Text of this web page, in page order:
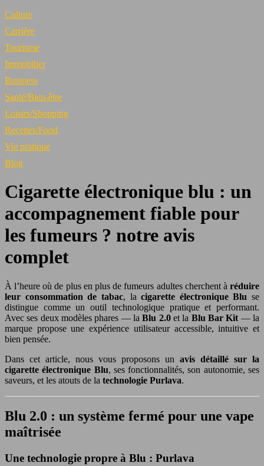
Culture
Carrière
Tourisme
Immobilier
Business
Santé/Bien-être
Loisirs/Shopping
Recettes/Food
Vie pratique
Blog
Cigarette électronique blu : un
accompagnement fiable pour
les fumeurs ? notre avis
complet
À l’heure où de plus en plus de fumeurs adultes cherchent à réduire
leur consommation de tabac, lacigarette électronique Blu se
distingue comme un outil technologique pratique et performant.
Avec ses deux modèles phares — laBlu 2.0et la Blu Bar Kit — la
marque propose une expérience utilisateur accessible, intuitive et
bien pensée.
Dans cet article, nous vous proposons un avis détaillé sur la
cigarette électronique Blu, ses fonctionnalités, son autonomie, ses
saveurs, et les atouts de la technologie Purlava.
Blu 2.0 : un système fermé pour une vape
maîtrisée
Une technologie propre à Blu : Purlava